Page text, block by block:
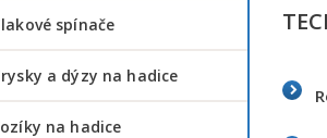
Tlakové spínače
Trysky a dýzy na hadice
Vozíky na hadice